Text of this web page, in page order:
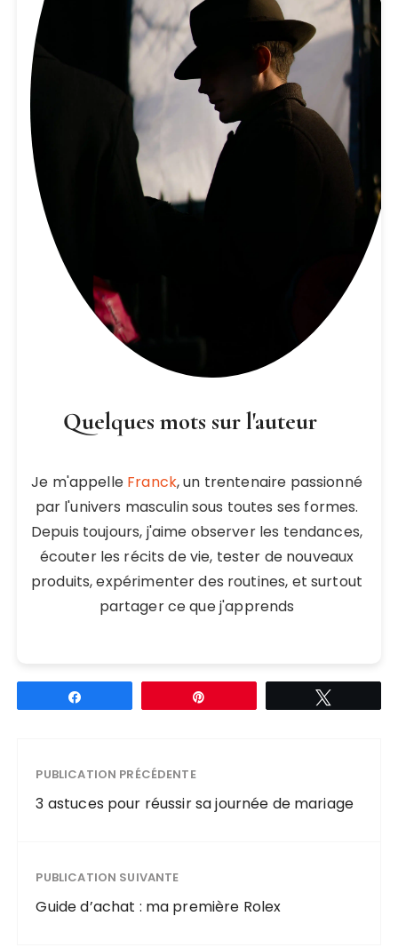
Quelques mots sur l'auteur
Je m'appelle Franck, un trentenaire passionné
par l'univers masculin sous toutes ses formes.
Depuis toujours, j'aime observer les tendances,
écouter les récits de vie, tester de nouveaux
produits, expérimenter des routines, et surtout
partager ce que j'apprends
PUBLICATION PRÉCÉDENTE
3 astuces pour réussir sa journée de mariage
PUBLICATION SUIVANTE
Guide d’achat : ma première Rolex